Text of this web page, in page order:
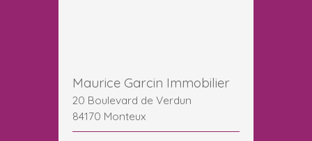
Maurice Garcin Immobilier
20 Boulevard de Verdun
84170 Monteux